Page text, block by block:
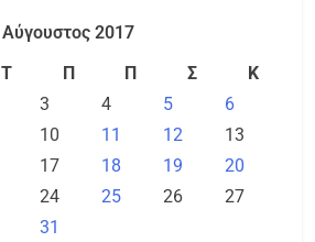
Αύγουστος 2017
Τ Π Π Σ
Κ
3 4 5
6
10 11 12
13
17 18 19
20
24 25 26
27
31